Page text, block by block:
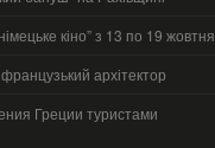
кіно” з 13 по 19 жовтня
архітектор
Греции туристами